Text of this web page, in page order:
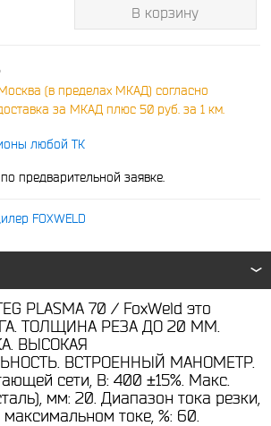
В корзину
(в пределах МКАД) согласно
за МКАД плюс 50 руб. за 1 км.
любой ТК
предварительной заявке.
FOXWELD
PLASMA 70 / FoxWeld это
ТОЛЩИНА РЕЗА ДО 20 ММ.
ВЫСОКАЯ
ВСТРОЕННЫЙ МАНОМЕТР.
сети, В: 400 ±15%. Макс.
мм: 20. Диапазон тока резки,
токе, %: 60.